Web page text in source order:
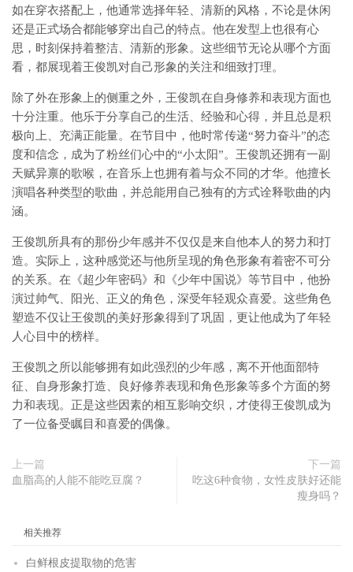
如在穿衣搭配上，他通常选择年轻、清新的风格，不论是休闲
还是正式场合都能够穿出自己的特点。他在发型上也很有心
思，时刻保持着整洁、清新的形象。这些细节无论从哪个方面
看，都展现着王俊凯对自己形象的关注和细致打理。
除了外在形象上的侧重之外，王俊凯在自身修养和表现方面也
十分注重。他乐于分享自己的生活、经验和心得，并且总是积
极向上、充满正能量。在节目中，他时常传递“努力奋斗”的态
度和信念，成为了粉丝们心中的“小太阳”。王俊凯还拥有一副
天赋异禀的歌喉，在音乐上也拥有着与众不同的才华。他擅长
演唱各种类型的歌曲，并总能用自己独有的方式诠释歌曲的内
涵。
王俊凯所具有的那份少年感并不仅仅是来自他本人的努力和打
造。实际上，这种感觉还与他所呈现的角色形象有着密不可分
的关系。在《超少年密码》和《少年中国说》等节目中，他扮
演过帅气、阳光、正义的角色，深受年轻观众喜爱。这些角色
塑造不仅让王俊凯的美好形象得到了巩固，更让他成为了年轻
人心目中的榜样。
王俊凯之所以能够拥有如此强烈的少年感，离不开他面部特
征、自身形象打造、良好修养表现和角色形象等多个方面的努
力和表现。正是这些因素的相互影响交织，才使得王俊凯成为
了一位备受瞩目和喜爱的偶像。
上一篇
血脂高的人能不能吃豆腐？
下一篇
吃这6种食物，女性皮肤好还能
瘦身吗？
相关推荐
白鲜根皮提取物的危害